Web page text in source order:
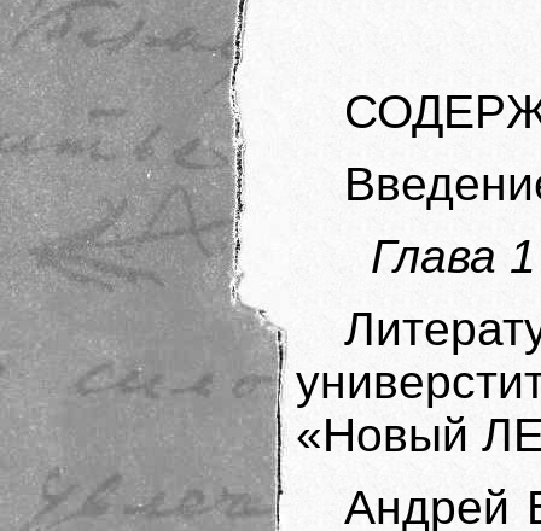
Глава 1
«Новый
Андрей